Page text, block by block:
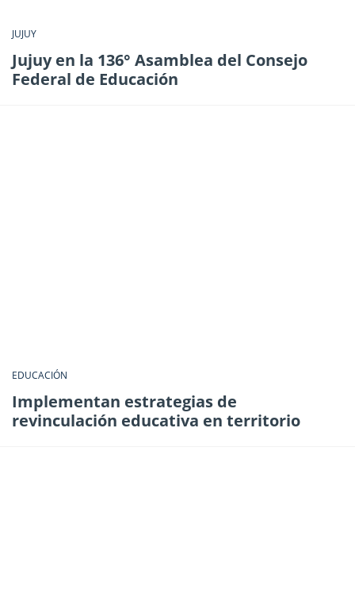
JUJUY
Jujuy en la 136° Asamblea del Consejo
Federal de Educación
EDUCACIÓN
Implementan estrategias de
revinculación educativa en territorio